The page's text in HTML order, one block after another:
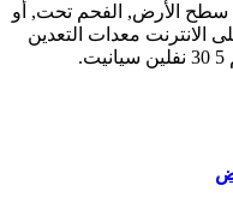
سطح الأرض, الفحم تحت, أو
الانترنت معدات التعدين